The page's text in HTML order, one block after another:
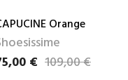
Orange
€
de base109,00 €